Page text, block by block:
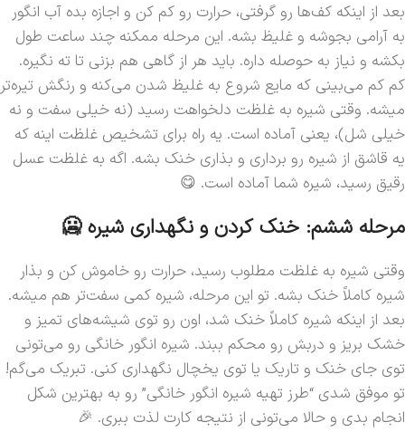
بعد از اینکه کف‌ها رو گرفتی، حرارت رو کم کن و اجازه بده آب انگور
به آرامی بجوشه و غلیظ بشه. این مرحله ممکنه چند ساعت طول
بکشه و نیاز به حوصله داره. باید هر از گاهی هم بزنی تا ته نگیره.
کم کم می‌بینی که مایع شروع به غلیظ شدن می‌کنه و رنگش تیره‌تر
میشه. وقتی شیره به غلظت دلخواهت رسید (نه خیلی سفت و نه
خیلی شل)، یعنی آماده است. یه راه برای تشخیص غلظت اینه که
یه قاشق از شیره رو برداری و بذاری خنک بشه. اگه به غلظت عسل
رقیق رسید، شیره شما آماده است. 😋
مرحله ششم: خنک کردن و نگهداری شیره 🥶
وقتی شیره به غلظت مطلوب رسید، حرارت رو خاموش کن و بذار
شیره کاملاً خنک بشه. تو این مرحله، شیره کمی سفت‌تر هم میشه.
بعد از اینکه شیره کاملاً خنک شد، اون رو توی شیشه‌های تمیز و
خشک بریز و دربش رو محکم ببند. شیره انگور خانگی رو می‌تونی
توی جای خنک و تاریک یا توی یخچال نگهداری کنی. تبریک می‌گم!
تو موفق شدی “طرز تهیه شیره انگور خانگی” رو به بهترین شکل
انجام بدی و حالا می‌تونی از نتیجه کارت لذت ببری. 🎉